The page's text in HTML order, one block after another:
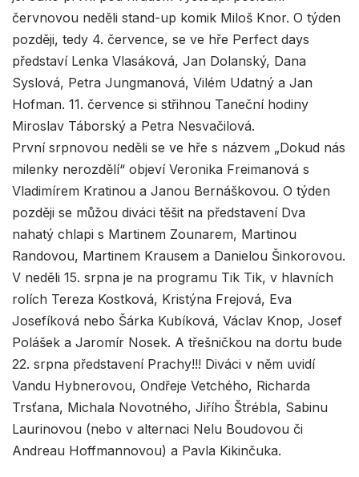
červnovou neděli stand-up komik Miloš Knor. O týden
později, tedy 4. července, se ve hře Perfect days
představí Lenka Vlasáková, Jan Dolanský, Dana
Syslová, Petra Jungmanová, Vilém Udatný a Jan
Hofman. 11. července si střihnou Taneční hodiny
Miroslav Táborský a Petra Nesvačilová.
První srpnovou neděli se ve hře s názvem „Dokud nás
milenky nerozdělí“ objeví Veronika Freimanová s
Vladimírem Kratinou a Janou Bernáškovou. O týden
později se můžou diváci těšit na představení Dva
nahatý chlapi s Martinem Zounarem, Martinou
Randovou, Martinem Krausem a Danielou Šinkorovou.
V neděli 15. srpna je na programu Tik Tik, v hlavních
rolích Tereza Kostková, Kristýna Frejová, Eva
Josefíková nebo Šárka Kubíková, Václav Knop, Josef
Polášek a Jaromír Nosek. A třešničkou na dortu bude
22. srpna představení Prachy!!! Diváci v něm uvidí
Vandu Hybnerovou, Ondřeje Vetchého, Richarda
Trsťana, Michala Novotného, Jiřího Štrébla, Sabinu
Laurinovou (nebo v alternaci Nelu Boudovou či
Andreau Hoffmannovou) a Pavla Kikinčuka.